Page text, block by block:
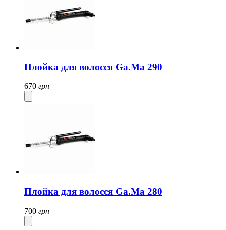
Плойка для волосся Ga.Ma 290
670 грн
Плойка для волосся Ga.Ma 280
700 грн